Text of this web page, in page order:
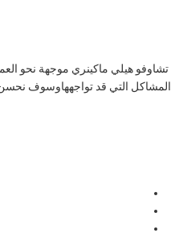
تشاوفو هيلي ماكينري موجهة نحو
المشاكل التي قد تواجههاوسوف نحسن